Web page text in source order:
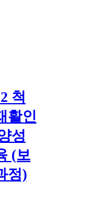
척
활인
성
(보
정)